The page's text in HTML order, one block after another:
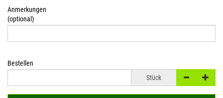
Anmerkungen
(optional)
Bestellen
Stück